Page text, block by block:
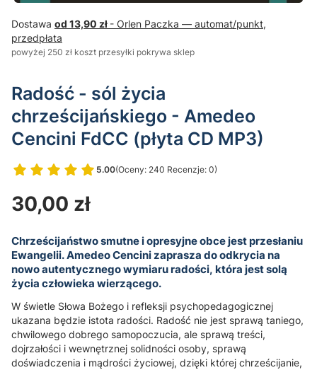
Dostawa od 13,90 zł - Orlen Paczka — automat/punkt,
przedpłata
powyżej 250 zł koszt przesyłki pokrywa sklep
Radość - sól życia
chrześcijańskiego - Amedeo
Cencini FdCC (płyta CD MP3)
5.00(Oceny: 240 Recenzje: 0)
Przejdź do sekcji Opinie
Cena
30,00 zł
Chrześcijaństwo smutne i opresyjne obce jest przesłaniu
Ewangelii. Amedeo Cencini zaprasza do odkrycia na
nowo autentycz­nego wy­miaru radości, która jest solą
życia człowieka wierzącego.
W świe­tle Słowa Bożego i refleksji psychopedagogicznej
ukazana będzie istota radości. Radość nie jest sprawą taniego,
chwilowego do­brego samopoczucia, ale sprawą treści,
dojrzałości i wewnętrznej solid­ności osoby, sprawą
doświadczenia i mądrości życiowej, dzięki której chrze­ścijanie,